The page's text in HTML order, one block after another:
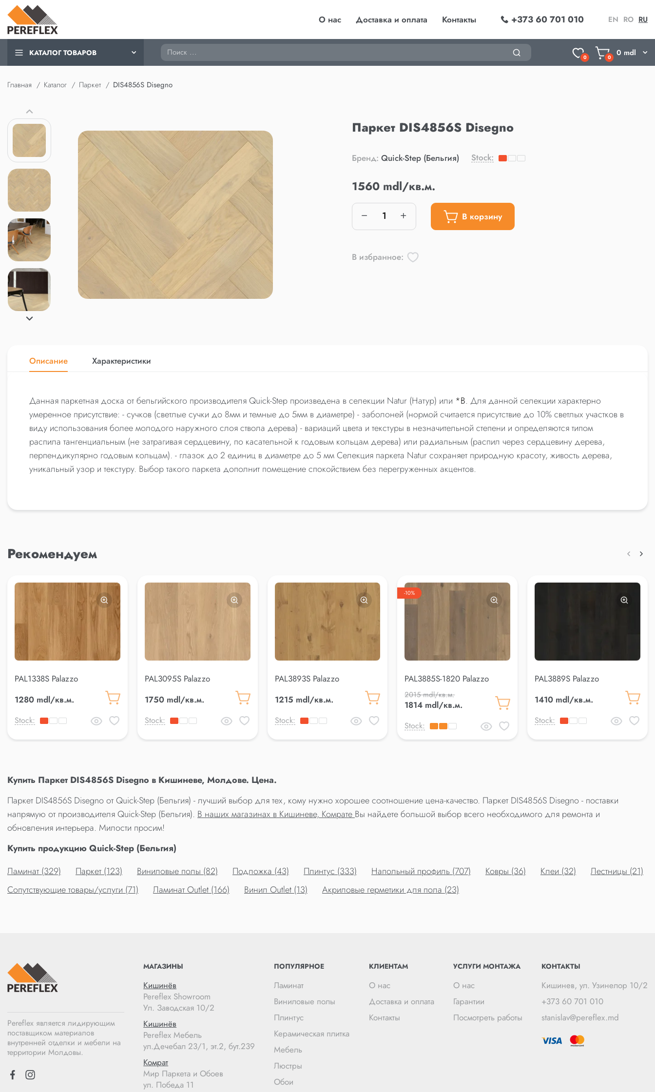
О нас Доставка и оплата Контакты +373 60 701 010 EN RO RU
КАТАЛОГ ТОВАРОВ Поиск
0 0 0 mdl
Главная Каталог Паркет DIS4856S Disegno
Паркет DIS4856S Disegno
Бренд: Quick-Step (Бельгия) Stock:
1560 mdl/кв.м.
В корзину
В избранное:
Описание Характеристики
Данная паркетная доска от бельгийского производителя Quick-Step произведена в селекции Natur (Натур) или *B. Для данной селекции характерно
умеренное присутствие: - сучков (светлые сучки до 8мм и темные до 5мм в диаметре) - заболоней (нормой считается присутствие до 10% светлых участков в
виду использования более молодого наружного слоя ствола дерева) - вариаций цвета и текстуры в незначительной степени и определяются типом
распила тангенциальным (не затрагивая сердцевину, по касательной к годовым кольцам дерева) или радиальным (распил через сердцевину дерева,
перпендикулярно годовым кольцам). - глазок до 2 единиц в диаметре до 5 мм Селекция паркета Natur сохраняет природную красоту, живость дерева,
уникальный узор и текстуру. Выбор такого паркета дополнит помещение спокойствием без перегруженных акцентов.
Рекомендуем
PAL1338S Palazzo
1280 mdl/кв.м.
Stock:
PAL3095S Palazzo
1750 mdl/кв.м.
Stock:
PAL3893S Palazzo
1215 mdl/кв.м.
Stock:
-10%
PAL3885S-1820 Palazzo
2015 mdl/кв.м.
1814 mdl/кв.м.
Stock:
PAL3889S Palazzo
1410 mdl/кв.м.
Stock:
Купить Паркет DIS4856S Disegno в Кишиневе, Молдове. Цена.
Паркет DIS4856S Disegno от Quick-Step (Бельгия) - лучший выбор для тех, кому нужно хорошее соотношение цена-качество. Паркет DIS4856S Disegno - поставки
напрямую от производителя Quick-Step (Бельгия). В наших магазинах в Кишиневе, Комрате Вы найдете большой выбор всего необходимого для ремонта и
обновления интерьера. Милости просим!
Купить продукцию Quick-Step (Бельгия)
Ламинат (329)
Паркет (123) Виниловые полы (82) Подложка (43) Плинтус (333) Напольный профиль (707) Ковры (36) Клеи (32)
Лестницы (21)
Сопутствующие товары/услуги (71)
Ламинат Outlet (166) Винил Outlet (13) Акриловые герметики для пола (23)
Pereflex является лидирующим
поставщиком материалов
внутренней отделки и мебели на
территории Молдовы.
МАГАЗИНЫ
Кишинёв
Pereflex Showroom
Ул. Заводская 10/2
Кишинёв
Pereflex Мебель
ул.Дечебал 23/1, эт.2, бут.239
Комрат
Мир Паркета и Обоев
ул. Победа 11
ПОПУЛЯРНОЕ
Ламинат
Виниловые полы
Плинтус
Керамическая плитка
Мебель
Люстры
Обои
КЛИЕНТАМ
О нас
Доставка и оплата
Контакты
УСЛУГИ МОНТАЖА
О нас
Гарантии
Посмотреть работы
КОНТАКТЫ
Кишинев, ул. Узинелор 10/2
+373 60 701 010
stanislav@pereflex.md